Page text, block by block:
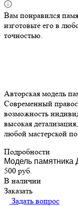
Вам понравился
изготовьте его в
точностью.
Авторская модель
Современный
возможность
высокая
любой мастерской
Подробности
Модель памятника
500 руб.
В наличии
Заказать
Задать вопрос